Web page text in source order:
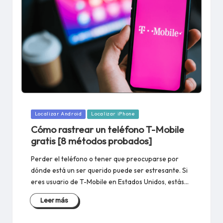
Publicado
Localizar Android Localizar iPhone
Cómo rastrear un teléfono T-Mobile
gratis [8 métodos probados]
Perder el teléfono o tener que preocuparse por
dónde está un ser querido puede ser estresante. Si
eres usuario de T-Mobile en Estados Unidos, estás...
Leer más